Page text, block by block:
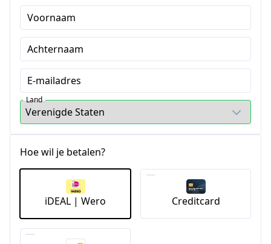
Voornaam
Achternaam
E-mailadres
Land
Hoe wil je betalen?
iDEAL | Wero Creditcard